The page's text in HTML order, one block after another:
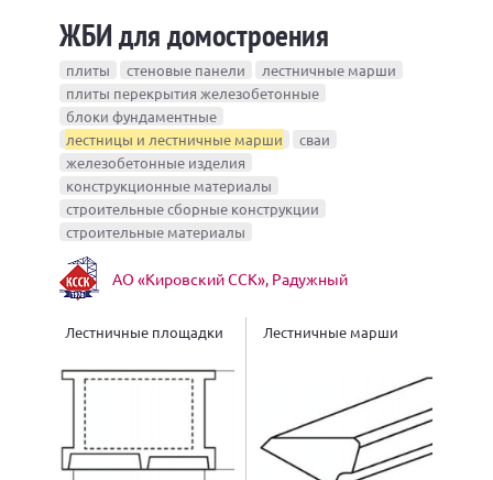
ЖБИ для домостроения
плиты стеновые панели
лестничные марши
плиты перекрытия железобетонные
блоки фундаментные
лестницы и лестничные марши
сваи
железобетонные изделия
конструкционные материалы
строительные сборные конструкции
строительные материалы
АО «Кировский ССК», Радужный
Лестничные площадки Лестничные марши